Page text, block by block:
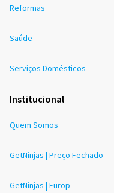
Reformas
Saúde
Serviços Domésticos
Institucional
Quem Somos
GetNinjas | Preço Fechado
GetNinjas | Europ